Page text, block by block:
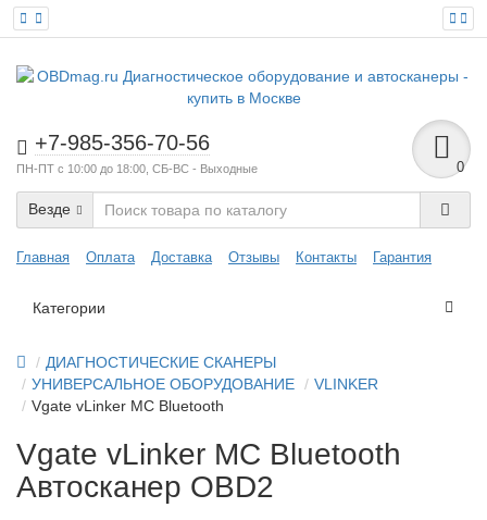
+7-985-356-70-56
ПН-ПТ с 10:00 до 18:00, СБ-ВС - Выходные 0
Везде
Главная Оплата Доставка Отзывы Контакты Гарантия
Категории
ДИАГНОСТИЧЕСКИЕ СКАНЕРЫ
УНИВЕРСАЛЬНОЕ ОБОРУДОВАНИЕ
VLINKER
Vgate vLinker MC Bluetooth
Vgate vLinker MC Bluetooth
Автосканер OBD2